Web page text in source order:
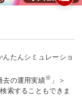
たんシミュレーショ
去の運用実績※ 」＞
索することもできま